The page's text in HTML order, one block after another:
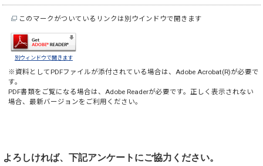
このマークがついているリンクは別ウインドウで開きます
別ウィンドウで開きます
※資料としてPDFファイルが添付されている場合は、 Adobe Acrobat(R)が必要で
す。
PDF書類をご覧になる場合は、 Adobe Readerが必要です。正しく表示されない
場合、最新バージョンをご利用ください。